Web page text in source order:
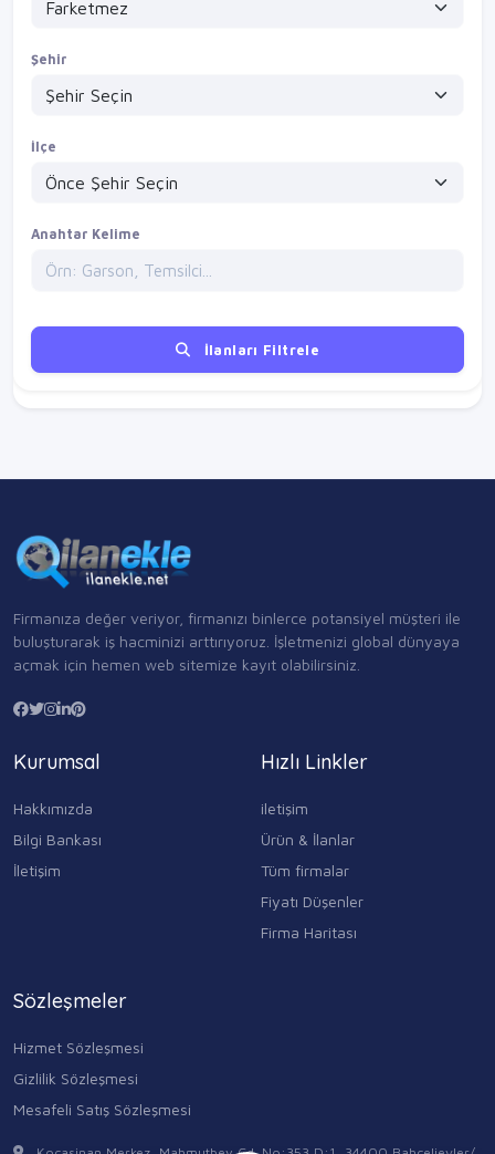
Şehir
İlçe
Anahtar Kelime
İlanları Filtrele
Firmanıza değer veriyor, firmanızı binlerce potansiyel müşteri ile
buluşturarak iş hacminizi arttırıyoruz. İşletmenizi global dünyaya
açmak için hemen web sitemize kayıt olabilirsiniz.
Kurumsal
Hakkımızda
Bilgi Bankası
İletişim
Hızlı Linkler
iletişim
Ürün & İlanlar
Tüm firmalar
Fiyatı Düşenler
Firma Haritası
Sözleşmeler
Hizmet Sözleşmesi
Gizlilik Sözleşmesi
Mesafeli Satış Sözleşmesi